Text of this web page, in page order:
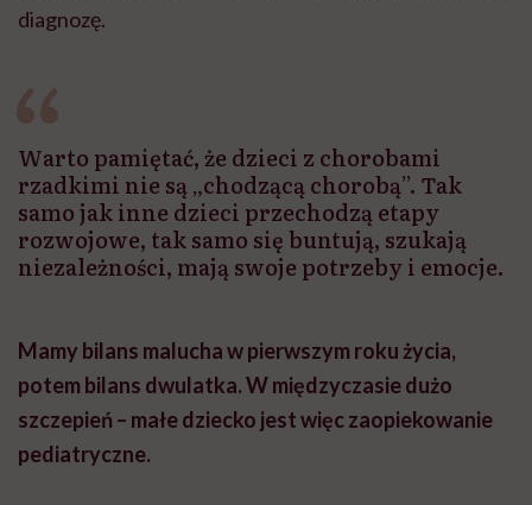
diagnozę.
Warto pamiętać, że dzieci z chorobami
rzadkimi nie są „chodzącą chorobą”. Tak
samo jak inne dzieci przechodzą etapy
rozwojowe, tak samo się buntują, szukają
niezależności, mają swoje potrzeby i emocje.
Mamy bilans malucha w pierwszym roku życia,
potem bilans dwulatka. W międzyczasie dużo
szczepień – małe dziecko jest więc zaopiekowanie
pediatryczne.